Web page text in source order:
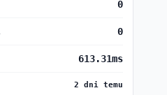
0
0
613.31ms
2 dni temu